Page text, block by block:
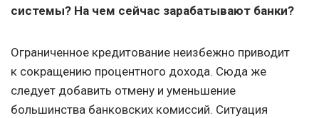
системы? На чем сейчас зарабатывают банки?
Ограниченное кредитование неизбежно приводит
к сокращению процентного дохода. Сюда же
следует добавить отмену и уменьшение
большинства банковских комиссий. Ситуация